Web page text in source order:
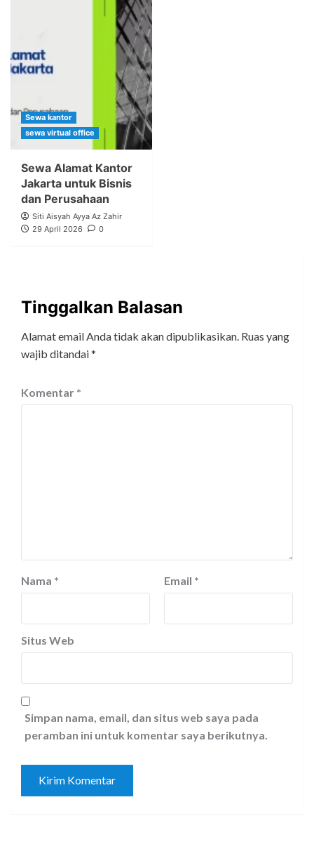
Sewa kantor
sewa virtual office
Sewa Alamat Kantor
Jakarta untuk Bisnis
dan Perusahaan
Siti Aisyah Ayya Az Zahir
29 April 2026
0
Tinggalkan Balasan
Alamat email Anda tidak akan dipublikasikan. Ruas yang
wajib ditandai*
Komentar *
Nama * Email *
Situs Web
Simpan nama, email, dan situs web saya pada
peramban ini untuk komentar saya berikutnya.